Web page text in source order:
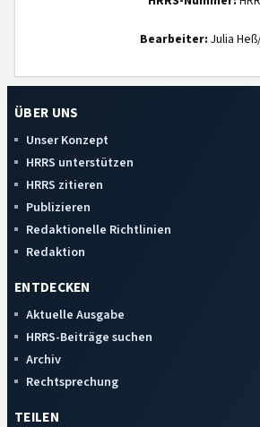
Bearbeiter: Julia
ÜBER UNS
Unser Konzept
HRRS unterstützen
HRRS zitieren
Publizieren
Redaktionelle Richtlinien
Redaktion
ENTDECKEN
Aktuelle Ausgabe
HRRS-Beiträge suchen
Archiv
Rechtsprechung
TEILEN